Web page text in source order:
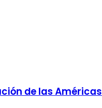
de las Américas